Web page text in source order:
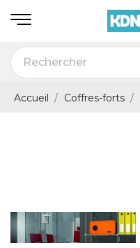
Accueil Coffres-forts